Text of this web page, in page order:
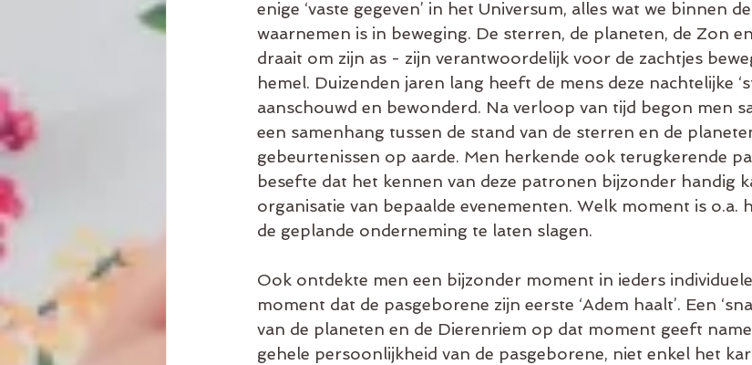
enige ‘vaste gegeven’ in het Universum, alles wat we binnen
waarnemen is in beweging. De sterren, de planeten, de Zon
draait om zijn as - zijn verantwoordelijk voor de zachtjes
hemel. Duizenden jaren lang heeft de mens deze nachtelijke
aanschouwd en bewonderd. Na verloop van tijd begon men
een samenhang tussen de stand van de sterren en de
gebeurtenissen op aarde. Men herkende ook terugkerende
besefte dat het kennen van deze patronen bijzonder handig
organisatie van bepaalde evenementen. Welk moment is o.a.
de geplande onderneming te laten slagen.
Ook ontdekte men een bijzonder moment in ieders
moment dat de pasgeborene zijn eerste ‘Adem haalt’. Een
van de planeten en de Dierenriem op dat moment geeft
gehele persoonlijkheid van de pasgeborene, niet enkel het